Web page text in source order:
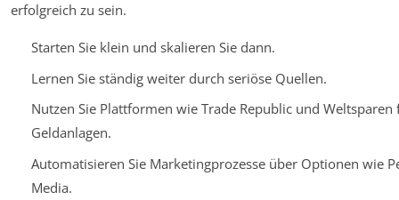
erfolgreich zu sein.
Starten Sie klein und skalieren Sie dann.
Lernen Sie ständig weiter durch seriöse Quellen.
Nutzen Sie Plattformen wie Trade Republic und Weltsparen
Geldanlagen.
Automatisieren Sie Marketingprozesse über Optionen wie
Media.